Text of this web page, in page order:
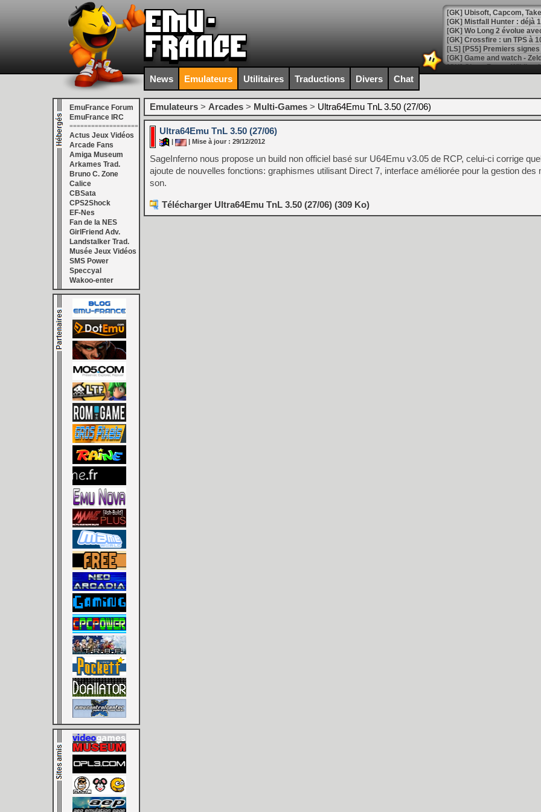
[GK] Mistfall Hunter : déjà
[GK] Wo Long 2 évolue
[GK] Crossfire : un TPS à
[LS] [PS5] Premiers
[Mo5] DOOM arrive en
[GK] Bethesda fête les 30
[GK] Roblox : l'action en
[GK] Agenda - GeForce
[GK] Devolver Digital en a
[LS] [PS5] ps5-y2jb-
[GK] Pourquoi Marvel
[GK] Test : Restory : Chill
[GK] GTA 6 : Rockstar
[GK] Hot Wheels Infinite
[GK] Mémoire cash -
[GK] Résultats Nintendo :
[GK] Déjà des
[Mo5] Brickboy cherche à
[GK] Minecraft et ses «
[GK] Beast of
[GK] Mémoire cash -
[GK] Dan Houser (GTA)
[GK] Comment EA Sports
[GK] Crimson Moon : un
[GK] Isle of Reveries : le
[GK] Moonlighter 2 : The
[GK] Capcom relance
[Mo5] Deux inédits du
News Emulateurs Utilitaires Traductions Divers Chat
EmuFrance Forum
EmuFrance IRC
===================
Actus Jeux Vidéos
Arcade Fans
Amiga Museum
Arkames Trad.
Bruno C. Zone
Calice
CBSata
CPS2Shock
EF-Nes
Fan de la NES
GirlFriend Adv.
Landstalker Trad.
Musée Jeux Vidéos
SMS Power
Speccyal
Wakoo-enter
Emulateurs > Arcades > Multi-Games > Ultra64Emu TnL 3.50 (27/06)
Ultra64Emu TnL 3.50 (27/06)
| Mise à jour : 29/12/2012
SageInferno nous propose un build non officiel basé sur U64Emu v3.05 de RCP, celui-ci corrige
ajoute de nouvelles fonctions: graphismes utilisant Direct 7, interface améliorée pour la gestion des
son.
Télécharger Ultra64Emu TnL 3.50 (27/06) (309 Ko)